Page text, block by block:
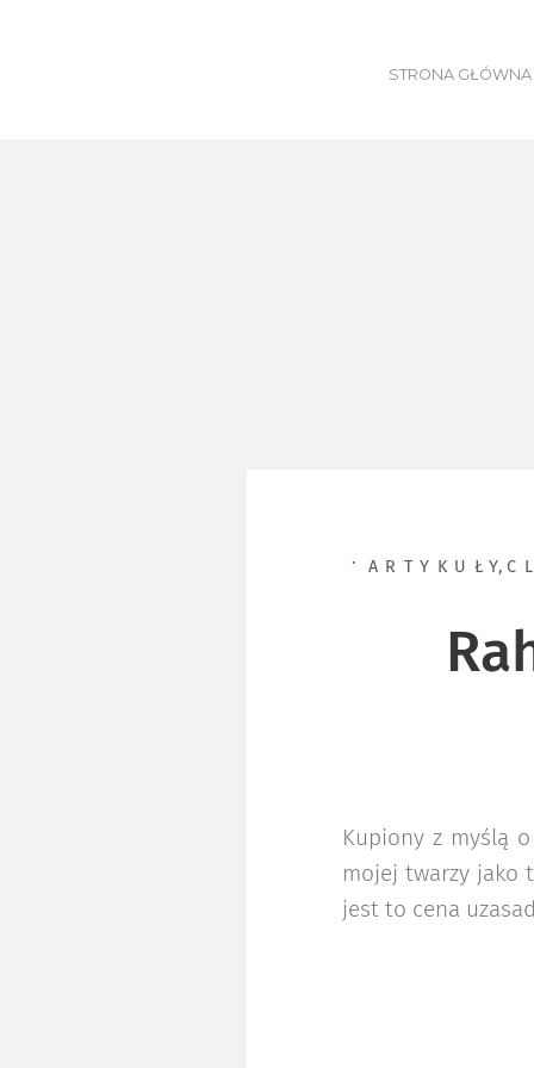
STRONA GŁÓWNA
ARTYKUŁY,
Kupiony z myślą
mojej twarzy jako
jest to cena